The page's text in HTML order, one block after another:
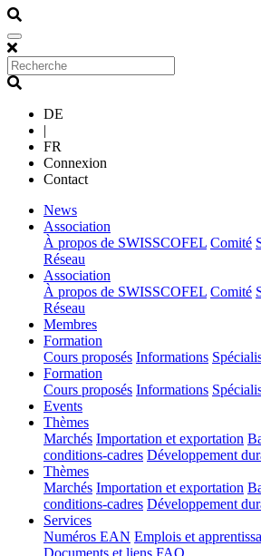
DE
|
FR
Connexion
Contact
News(current)
Association
À propos de SWISSCOFEL Comité
Réseau
Association
À propos de SWISSCOFEL Comité
Réseau
Membres(current)
Formation
Cours proposés Informations
Formation
Cours proposés Informations
Events(current)
Thèmes(current)
Marchés Importation et exportation
conditions-cadres Développement
Thèmes(current)
Marchés Importation et exportation
conditions-cadres Développement
Services(current)
Numéros EAN Emplois et
Documents et liens FAQ